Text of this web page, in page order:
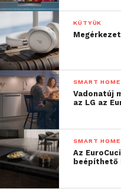
KÜTYÜK
SMART HOME
Vadonatúj
az LG az
SMART HOME
Az
beépíthető